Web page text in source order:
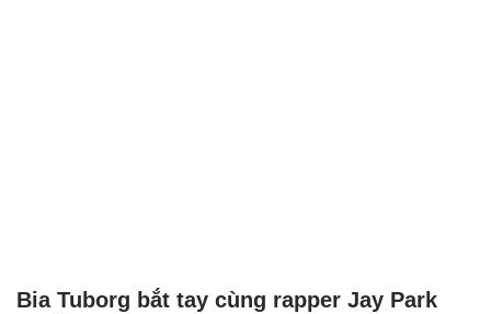
Bia Tuborg bắt tay cùng rapper Jay Park